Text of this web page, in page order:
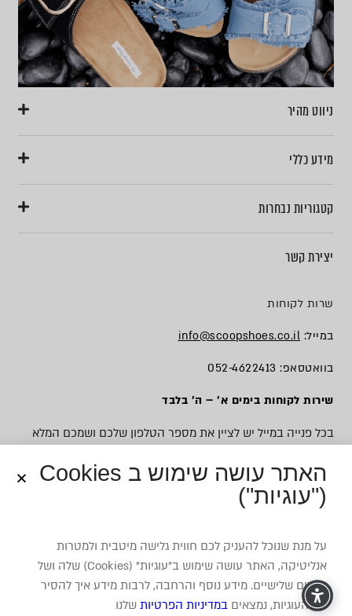
ניווט מהיר
מידע כללי
קטגוריות נבחרות
יצירת קשר
שרות לקוחות
במייל: info@scoopshoes.co.il
בוואטסאפ: 052-4622413
שירות לקוחות בימים א׳ – ה׳ בלבד
בכל פנייה במייל יש לציין את מספר הטלפון שלכם ושמכם המלא
משרד פרסום
האתר עושה שימוש ב Cookies
("עוגיות")
על מנת שנוכל להעניק לכם חווית גלישה מיטבית ולמטרות
אנליטיקה, האתר עושה שימוש ב”עוגיות” (Cookies) שלה ושל
צדדים שלישיים. מידע נוסף והרחבה, לרבות מידע איך להסיר
את העוגיות, נמצאיםבמדיניות הפרטיות שלנו